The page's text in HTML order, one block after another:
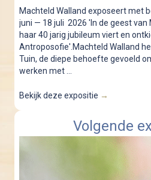
Machteld Walland
juni — 18 juli 2026 'In de geest van
haar 40 jarig jubileum viert en
Antroposofie'.Machteld Walland
Tuin, de diepe behoefte gevoeld
werken met ...
Bekijk deze expositie →
Volgende